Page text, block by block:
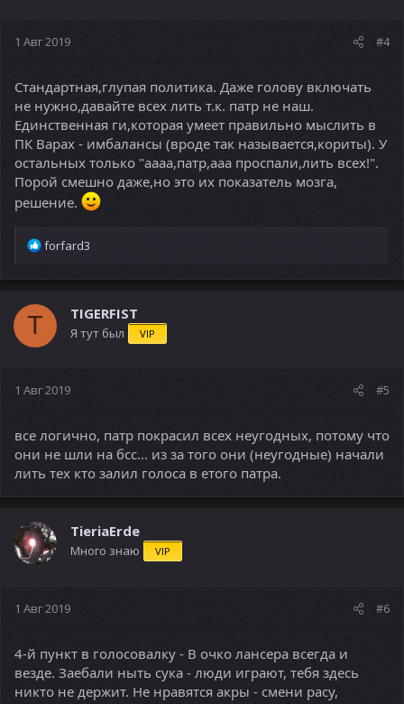
1 Авг 2019 #4
Стандартная,глупая политика. Даже голову включать
не нужно,давайте всех лить т.к. патр не наш.
Единственная ги,которая умеет правильно мыслить в
ПК Варах - имбалансы (вроде так называется,кориты). У
остальных только "аааа,патр,ааа проспали,лить всех!".
Порой смешно даже,но это их показатель мозга,
решение.
Р
а
ц
и
forfard3
T TIGERFIST
Я тут был VIP
1 Авг 2019 #5
все логично, патр покрасил всех неугодных, потому что
они не шли на бсс... из за того они (неугодные) начали
лить тех кто залил голоса в етого патра.
TieriaErde
Много знаю VIP
1 Авг 2019 #6
4-й пункт в голосовалку - В очко лансера всегда и
везде. Заебали ныть сука - люди играют, тебя здесь
никто не держит. Не нравятся акры - смени расу,